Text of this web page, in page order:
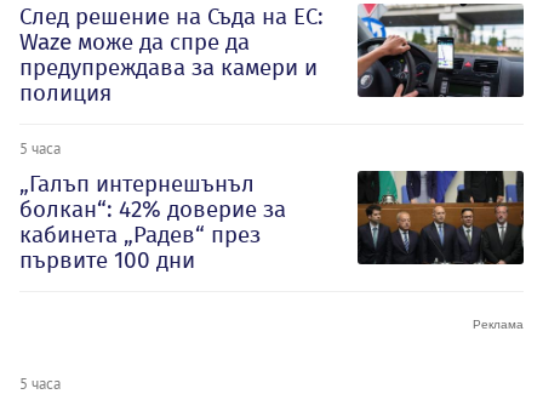
След решение на Съда на ЕС:
Waze може да спре да
предупреждава за камери и
полиция
5 часа
„Галъп интернешънъл
болкан“: 42% доверие за
кабинета „Радев“ през
първите 100 дни
5 часа